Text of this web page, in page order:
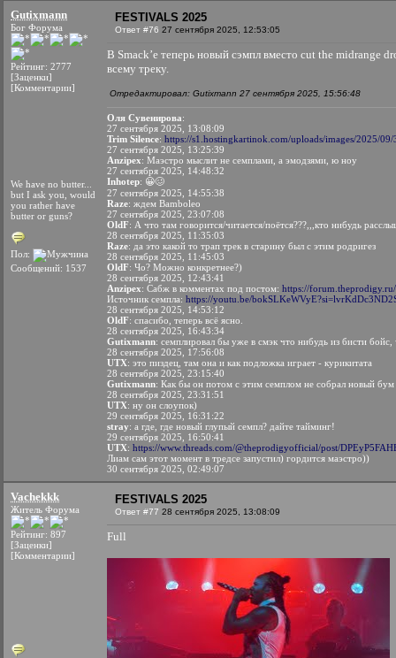
Gutixmann
Бог Форума
Рейтинг: 2777
[Заценки]
[Комментарии]
We have no butter...
but I ask you, would
you rather have
butter or guns?
Пол:
Сообщений: 1537
FESTIVALS 2025
Ответ #76 27 сентября 2025, 12:53:05
В Smack’е теперь новый сэмпл вместо cut the midrange
всему треку.
Отредактировал: Gutixmann 27 сентября 2025, 15:56:48
Оля Сувенирова:
27 сентября 2025, 13:08:09
Trim Silence: https://s1.hostingkartinok.com/uploads/images/2025/
27 сентября 2025, 13:25:39
Anzipex: Маэстро мыслит не семплами, а эмодзями, ю ноу
27 сентября 2025, 14:48:32
Inhotep: 😀🥴
27 сентября 2025, 14:55:38
Raze: ждем Bamboleo
27 сентября 2025, 23:07:08
OldF: А что там говорится/читается/поётся???,,,кто нибудь
28 сентября 2025, 11:35:03
Raze: да это какой то трап трек в старину был с этим родригез
28 сентября 2025, 11:45:03
OldF: Чо? Можно конкретнее?)
28 сентября 2025, 12:43:41
Anzipex: Сабж в комментах под постом: https://
Источник семпла: https://youtu.be/
28 сентября 2025, 14:53:12
OldF: спасибо, теперь всё ясно.
28 сентября 2025, 16:43:34
Gutixmann: семплировал бы уже в смэк что нибудь из бисти
28 сентября 2025, 17:56:08
UTX: это пиздец, там она и как подложка играет - курикитата
28 сентября 2025, 23:15:40
Gutixmann: Как бы он потом с этим семплом не собрал новый
28 сентября 2025, 23:31:51
UTX: ну он слоупок)
29 сентября 2025, 16:31:22
stray: а где, где новый глупый семпл? дайте тайминг!
29 сентября 2025, 16:50:41
UTX: https://www.threads.com/@theprodigyofficial/post/
Лиам сам этот момент в тредсе запустил) гордится маэстро))
30 сентября 2025, 02:49:07
Vachekkk
Житель Форума
Рейтинг: 897
[Заценки]
[Комментарии]
FESTIVALS 2025
Ответ #77 28 сентября 2025, 13:08:09
Full